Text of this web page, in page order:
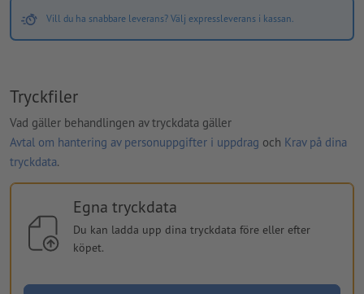
Vill du ha snabbare leverans? Välj expressleverans i kassan.
Tryckfiler
Vad gäller behandlingen av tryckdata gäller
Avtal om hantering av personuppgifter i uppdrag och Krav på dina
tryckdata.
Egna tryckdata
Du kan ladda upp dina tryckdata före eller efter
köpet.